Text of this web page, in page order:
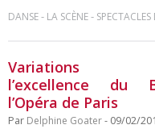
DANSE- LA SCÈNE-
Variations
l’excellence du
l’Opéra de Paris
Par Delphine Goater- 09/02/